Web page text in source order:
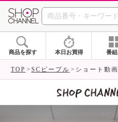
商品を探す 本日お買得 番
TOP SCピープル ショート動